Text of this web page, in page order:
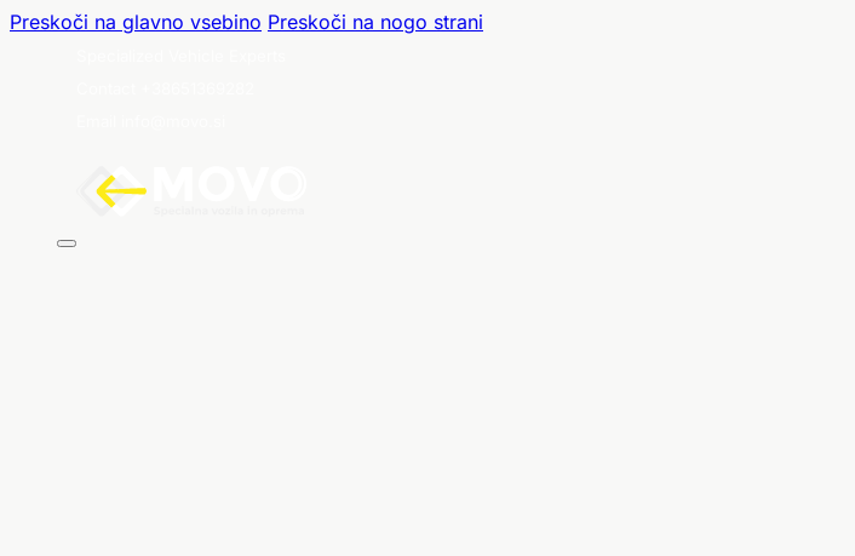
Preskoči na glavno vsebino Preskoči na nogo strani